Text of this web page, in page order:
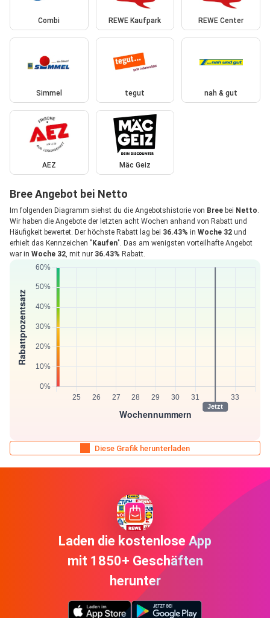
Combi REWE Kaufpark REWE Center
Simmel tegut nah & gut
AEZ Mäc Geiz
Bree Angebot bei Netto
Im folgenden Diagramm siehst du die Angebotshistorie von Bree bei Netto.
Wir haben die Angebote der letzten acht Wochen anhand von Rabatt und
Häufigkeit bewertet. Der höchste Rabatt lag bei 36.43% in Woche 32 und
erhielt das Kennzeichen " Kaufen". Das am wenigsten vorteilhafte Angebot
war in Woche 32, mit nur 36.43% Rabatt.
Diese Grafik herunterladen
Laden die kostenlose App
mit 1850+ Geschäften
herunter